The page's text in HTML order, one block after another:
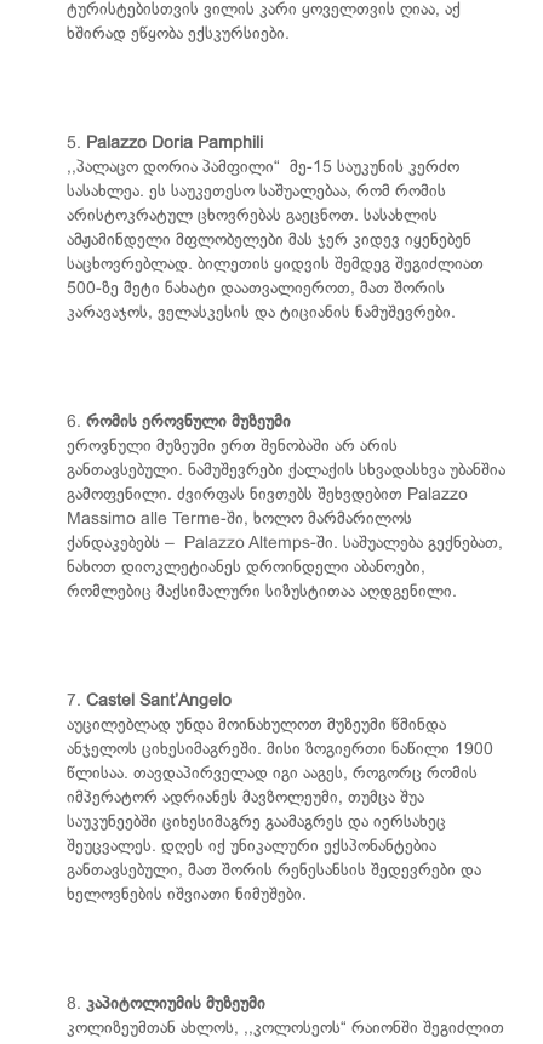
ტურისტებისთვის ვილის კარი ყოველთვის ღიაა, აქ
ხშირად ეწყობა ექსკურსიები.
5.
Palazzo Doria Pamphili
,,პალაცო დორია პამფილი“ მე-15 საუკუნის კერძო
სასახლეა. ეს საუკეთესო საშუალებაა, რომ რომის
არისტოკრატულ ცხოვრებას გაეცნოთ. სასახლის
ამჟამინდელი მფლობელები მას ჯერ კიდევ იყენებენ
საცხოვრებლად. ბილეთის ყიდვის შემდეგ შეგიძლიათ
500-ზე მეტი ნახატი დაათვალიეროთ, მათ შორის
კარავაჯოს, ველასკესის და ტიციანის ნამუშევრები.
6. რომის ეროვნული მუზეუმი
ეროვნული მუზეუმი ერთ შენობაში არ არის
განთავსებული. ნამუშევრები ქალაქის სხვადასხვა უბანშია
გამოფენილი. ძვირფას ნივთებს შეხვდებით Palazzo
Massimo alle Terme-ში, ხოლო მარმარილოს
ქანდაკებებს – Palazzo Altemps-ში. საშუალება გექნებათ,
ნახოთ დიოკლეტიანეს დროინდელი აბანოები,
რომლებიც მაქსიმალური სიზუსტითაა აღდგენილი.
7. Castel Sant’Angelo
აუცილებლად უნდა მოინახულოთ მუზეუმი წმინდა
ანჯელოს ციხესიმაგრეში. მისი ზოგიერთი ნაწილი 1900
წლისაა. თავდაპირველად იგი ააგეს, როგორც რომის
იმპერატორ ადრიანეს მავზოლეუმი, თუმცა შუა
საუკუნეებში ციხესიმაგრე გაამაგრეს და იერსახეც
შეუცვალეს. დღეს იქ უნიკალური ექსპონანტებია
განთავსებული, მათ შორის რენესანსის შედევრები და
ხელოვნების იშვიათი ნიმუშები.
8. კაპიტოლიუმის მუზეუმი
კოლიზეუმთან ახლოს, ,,კოლოსეოს“ რაიონში შეგიძლით